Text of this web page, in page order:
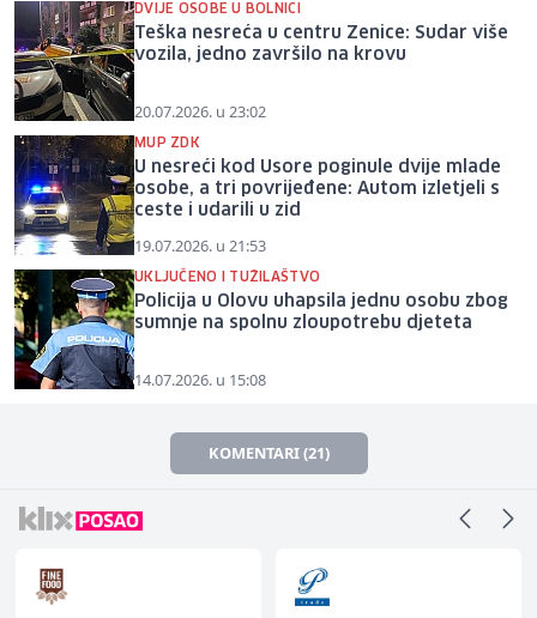
DVIJE OSOBE U BOLNICI
Teška nesreća u centru Zenice: Sudar više
vozila, jedno završilo na krovu
20.07.2026. u 23:02
MUP ZDK
U nesreći kod Usore poginule dvije mlade
osobe, a tri povrijeđene: Autom izletjeli s
ceste i udarili u zid
19.07.2026. u 21:53
UKLJUČENO I TUŽILAŠTVO
Policija u Olovu uhapsila jednu osobu zbog
sumnje na spolnu zloupotrebu djeteta
14.07.2026. u 15:08
KOMENTARI (21)